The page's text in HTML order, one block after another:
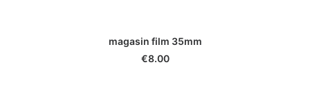
magasin film 35mm
€8.00